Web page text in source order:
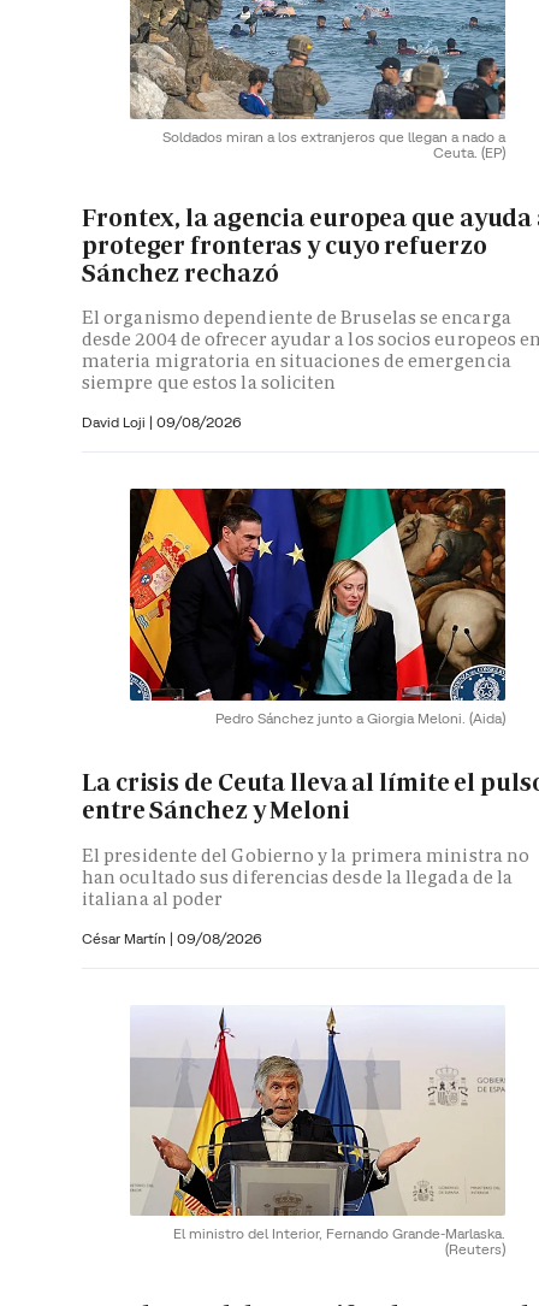
Soldados miran a los extranjeros que llegan a nado a
Ceuta. (EP)
Frontex, la agencia europea que ayuda
proteger fronteras y cuyo refuerzo
Sánchez rechazó
El organismo dependiente de Bruselas se encarga
desde 2004 de ofrecer ayudar a los socios europeos
materia migratoria en situaciones de emergencia
siempre que estos la soliciten
David Loji | 09/08/2026
Pedro Sánchez junto a Giorgia Meloni. (Aida)
La crisis de Ceuta lleva al límite el
entre Sánchez y Meloni
El presidente del Gobierno y la primera ministra no
han ocultado sus diferencias desde la llegada de la
italiana al poder
César Martín | 09/08/2026
El ministro del Interior, Fernando Grande-Marlaska.
(Reuters)